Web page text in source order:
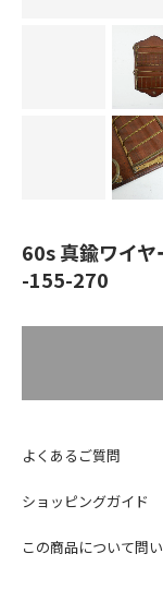
60s 真鍮ワイ
-155-270
よくあるご質問
ショッピングガイド
この商品について問